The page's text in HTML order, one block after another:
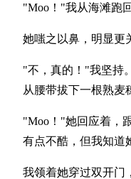
"Moo！"我从海滩跑
她嗤之以鼻，明显更
"不，真的！"我坚持
从腰带拔下一根熟麦
"Moo！"她回应着，
有点不酷，但我知道
我领着她穿过双开门